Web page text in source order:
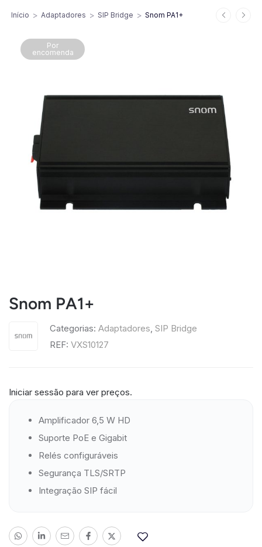
Início > Adaptadores > SIP Bridge > Snom PA1+
Por
encomenda
Snom PA1+
Categorias: Adaptadores, SIP Bridge
REF: VXS10127
Iniciar sessão para ver preços.
Amplificador 6,5 W HD
Suporte PoE e Gigabit
Relés configuráveis
Segurança TLS/SRTP
Integração SIP fácil